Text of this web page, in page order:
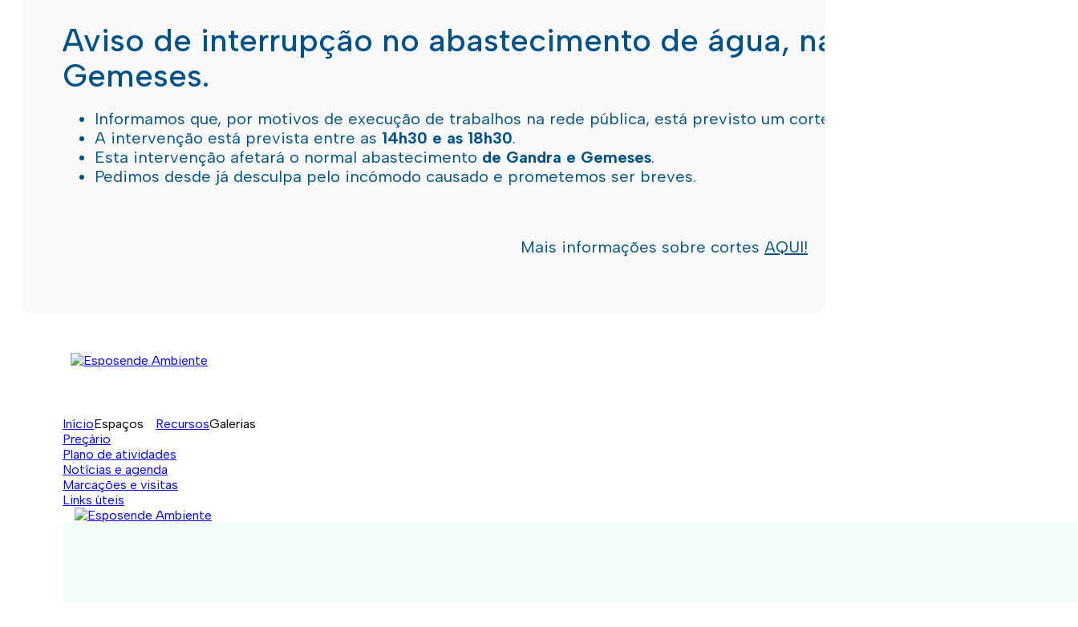
Aviso de interrupção no abastecimento de água, nas freguesias de
Gemeses.
Informamos que, por motivos de execução de trabalhos na rede pública, está previsto um corte de água
A intervenção está prevista entre as 14h30 e as 18h30.
Esta intervenção afetará o normal abastecimento de Gandra e Gemeses.
Pedimos desde já desculpa pelo incómodo causado e prometemos ser breves.
Mais informações sobre cortes AQUI!
InícioEspaços RecursosGalerias
Preçário
Plano de atividades
Notícias e agenda
Marcações e visitas
Links úteis